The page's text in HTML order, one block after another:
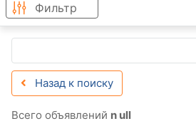
Фильтр
Назад к поиску
Всего объявлений n ull